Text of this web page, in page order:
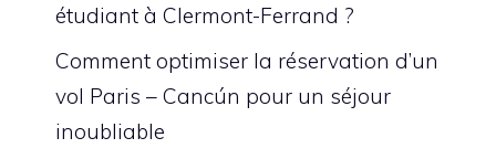
étudiant à Clermont-Ferrand ?
Comment optimiser la réservation d’un
vol Paris – Cancún pour un séjour
inoubliable